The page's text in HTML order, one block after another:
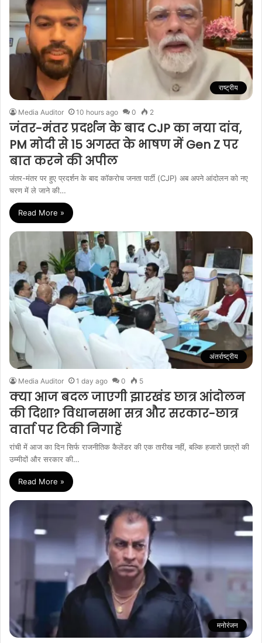
राष्ट्रीय
Media Auditor 10 hours ago 0 2
जंतर-मंतर प्रदर्शन के बाद CJP का नया दांव,
PM मोदी से 15 अगस्त के भाषण में Gen Z पर
बात करने की अपील
जंतर-मंतर पर हुए प्रदर्शन के बाद कॉकरोच जनता पार्टी (CJP) अब अपने आंदोलन को नए
चरण में ले जाने की…
Read More »
अंतर्राष्ट्रीय
Media Auditor 1 day ago 0 5
क्या आज बदल जाएगी झारखंड छात्र आंदोलन
की दिशा? विधानसभा सत्र और सरकार-छात्र
वार्ता पर टिकी निगाहें
रांची में आज का दिन सिर्फ राजनीतिक कैलेंडर की एक तारीख नहीं, बल्कि हजारों छात्रों की
उम्मीदों और सरकार की…
Read More »
मनोरंजन